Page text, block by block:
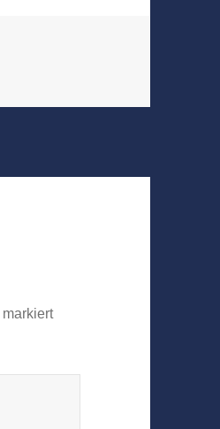
markiert